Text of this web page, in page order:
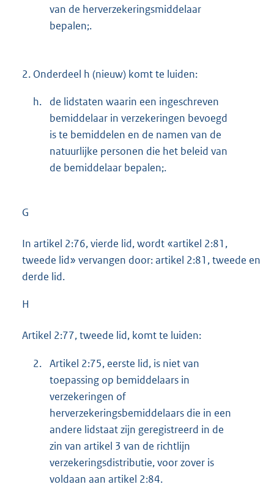
van de herverzekeringsmiddelaar
bepalen;.
2. Onderdeel h (nieuw) komt te luiden:
h.
de lidstaten waarin een ingeschreven
bemiddelaar in verzekeringen bevoegd
is te bemiddelen en de namen van de
natuurlijke personen die het beleid van
de bemiddelaar bepalen;.
G
In artikel 2:76, vierde lid, wordt «artikel 2:81,
tweede lid» vervangen door: artikel 2:81, tweede en
derde lid.
H
Artikel 2:77, tweede lid, komt te luiden:
2. Artikel 2:75, eerste lid, is niet van
toepassing op bemiddelaars in
verzekeringen of
herverzekeringsbemiddelaars die in een
andere lidstaat zijn geregistreerd in de
zin van artikel 3 van de richtlijn
verzekeringsdistributie, voor zover is
voldaan aan artikel 2:84.